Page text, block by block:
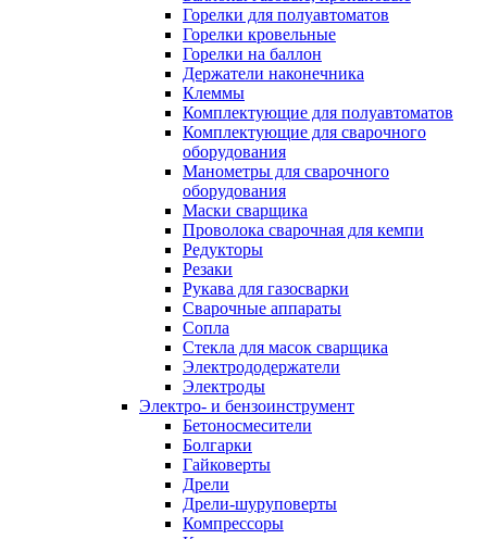
Горелки для полуавтоматов
Горелки кровельные
Горелки на баллон
Держатели наконечника
Клеммы
Комплектующие для полуавтоматов
Комплектующие для сварочного
оборудования
Манометры для сварочного
оборудования
Маски сварщика
Проволока сварочная для кемпи
Редукторы
Резаки
Рукава для газосварки
Сварочные аппараты
Сопла
Стекла для масок сварщика
Электрододержатели
Электроды
Электро- и бензоинструмент
Бетоносмесители
Болгарки
Гайковерты
Дрели
Дрели-шуруповерты
Компрессоры